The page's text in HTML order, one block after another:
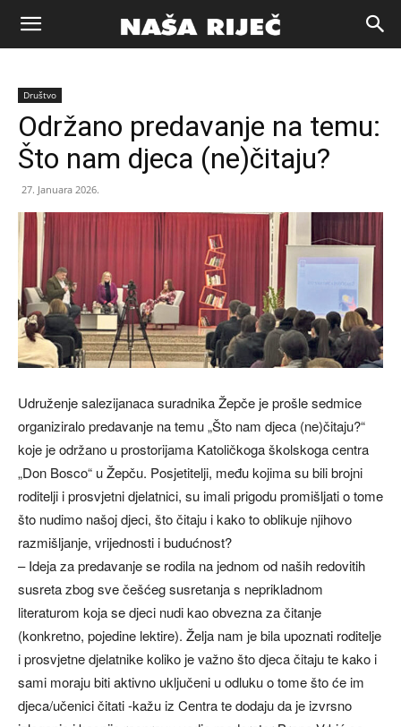
Naša
riječ
Društvo
Održano predavanje na temu:
Što nam djeca (ne)čitaju?
27. Januara 2026.
Udruženje salezijanaca suradnika Žepče je prošle sedmice
organiziralo predavanje na temu „Što nam djeca (ne)čitaju?“
koje je održano u prostorijama Katoličkoga školskoga centra
„Don Bosco“ u Žepču. Posjetitelji, među kojima su bili brojni
roditelji i prosvjetni djelatnici, su imali prigodu promišljati o tome
što nudimo našoj djeci, što čitaju i kako to oblikuje njihovo
razmišljanje, vrijednosti i budućnost?
– Ideja za predavanje se rodila na jednom od naših redovitih
susreta zbog sve češćeg susretanja s neprikladnom
literaturom koja se djeci nudi kao obvezna za čitanje
(konkretno, pojedine lektire). Želja nam je bila upoznati roditelje
i prosvjetne djelatnike koliko je važno što djeca čitaju te kako i
sami moraju biti aktivno uključeni u odluku o tome što će im
djeca/učenici čitati -kažu iz Centra te dodaju da je izvrsno